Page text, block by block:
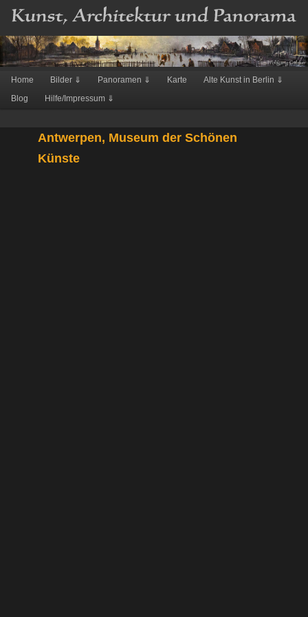
Hauptmenü
Zum
Inhalt
Home Bilder ⇓ Panoramen ⇓ Karte
Alte Kunst in Berlin ⇓
Blog
Hilfe/Impressum ⇓
Antwerpen, Museum der Schönen
Künste